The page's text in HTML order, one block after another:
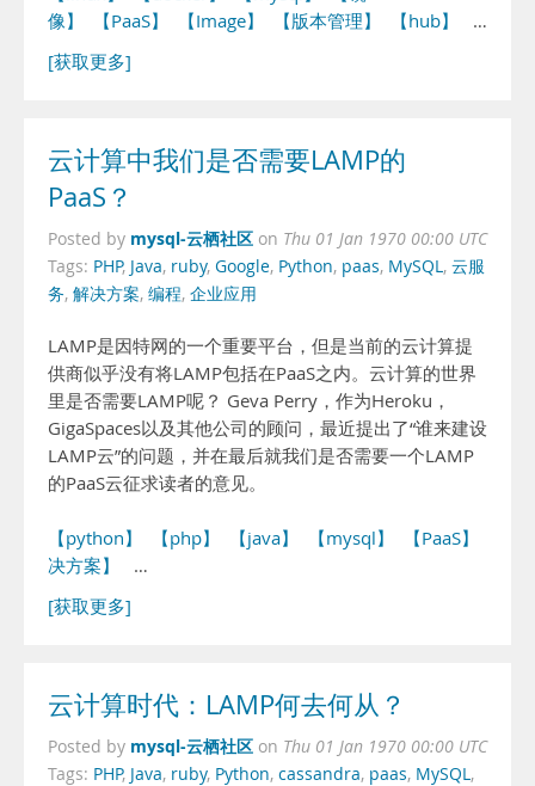
像】
【PaaS】 【Image】 【版本管理】 【hub】
…
[获取更多]
云计算中我们是否需要LAMP的
PaaS？
Posted by mysql-云栖社区 on Thu 01 Jan 1970 00:00 UTC
Tags: PHP, Java, ruby, Google, Python, paas, MySQL, 云服
务, 解决方案, 编程, 企业应用
LAMP是因特网的一个重要平台，但是当前的云计算提
供商似乎没有将LAMP包括在PaaS之内。云计算的世界
里是否需要LAMP呢？ Geva Perry，作为Heroku，
GigaSpaces以及其他公司的顾问，最近提出了“谁来建设
LAMP云”的问题，并在最后就我们是否需要一个LAMP
的PaaS云征求读者的意见。
【python】 【php】 【java】 【mysql】 【PaaS】
决方案】
…
[获取更多]
云计算时代：LAMP何去何从？
Posted by mysql-云栖社区 on Thu 01 Jan 1970 00:00 UTC
Tags: PHP, Java, ruby, Python, cassandra, paas, MySQL,